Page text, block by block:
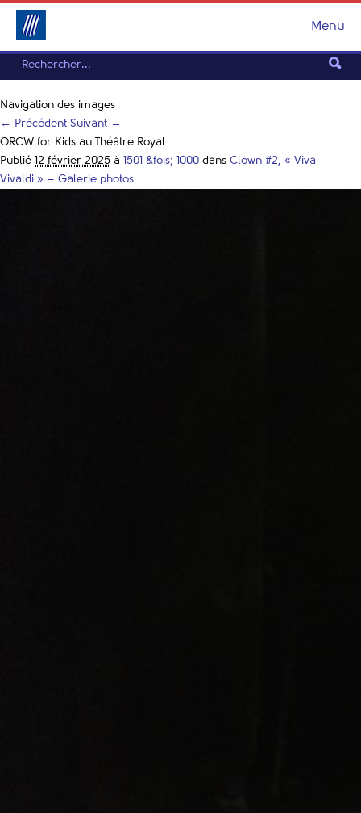
Menu
Navigation des images
← Précédent Suivant →
ORCW for Kids au Théâtre Royal
Publié 12 février 2025 à 1501 &fois; 1000 dans Clown #2, « Viva
Vivaldi » – Galerie photos